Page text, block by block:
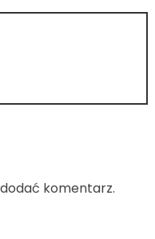
komentarz.